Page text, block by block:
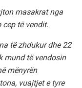
masakrat nga
cep të vendit.
të zhdukur dhe 22
mund të vendosin
mënyrën
vuajtjet e tyre